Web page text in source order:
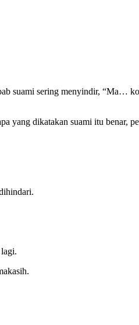
suami sering menyindir, “Ma…
yang dikatakan suami itu benar,